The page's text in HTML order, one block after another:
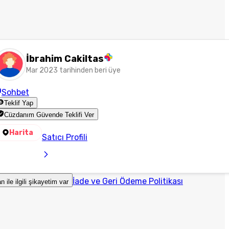
İbrahim Cakiltas
Mar 2023 tarihinden beri üye
Sohbet
Teklif Yap
Cüzdanım Güvende Teklifi Ver
Harita Satıcı Profili
ile ilgili şikayetim var İade ve Geri Ödeme Politikası